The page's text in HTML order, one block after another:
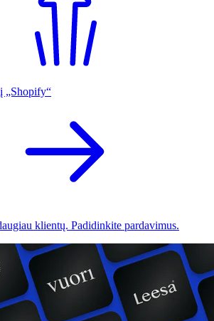
„Shopify“
klientų. Padidinkite pardavimus.